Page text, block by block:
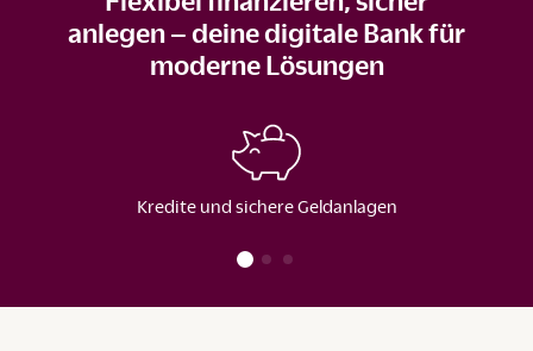
anlegen – deine digitale Bank für
moderne Lösungen
Kredite und sichere Geldanlagen